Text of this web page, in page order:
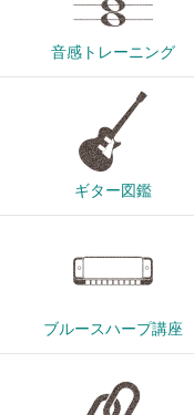
音感トレーニング
ギター図鑑
ブルースハープ講座